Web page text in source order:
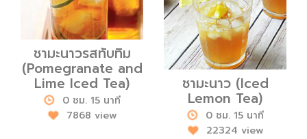
ชามะนาวรสทับทิม
(Pomegranate and
Lime Iced Tea)
0 ชม. 15 นาที
7868 view
ชามะนาว (Iced
Lemon Tea)
0 ชม. 15 นาที
22324 view